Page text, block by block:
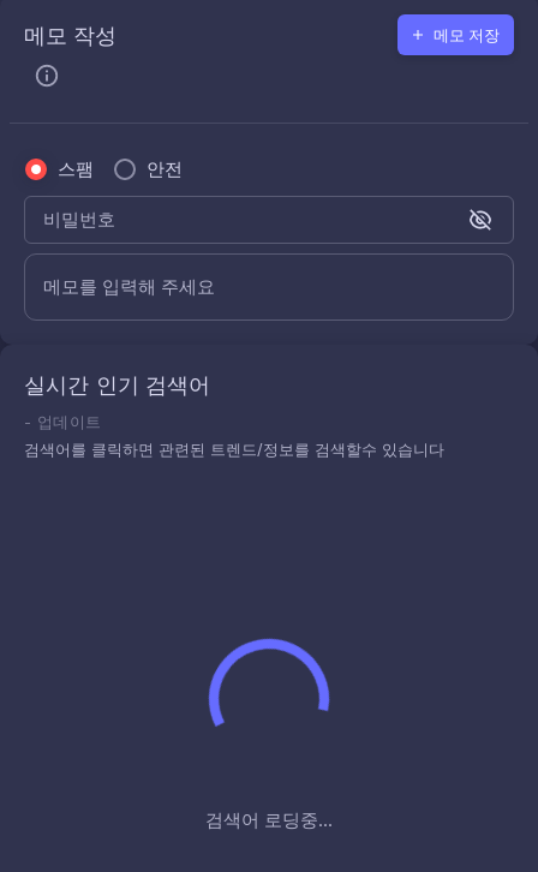
메모 작성 메모 저장
스팸 안전
비밀번호
메모를 입력해 주세요
실시간 인기 검색어
- 업데이트
검색어를 클릭하면 관련된 트렌드/정보를 검색할수 있습니다
검색어 로딩중...